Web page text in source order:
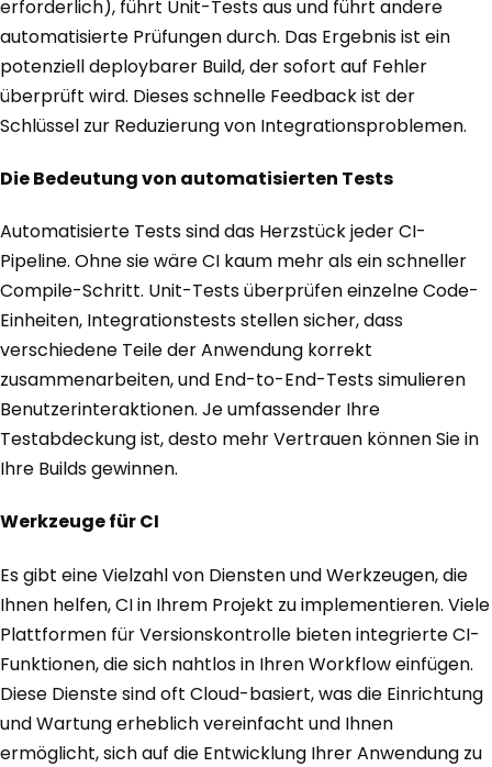
erforderlich), führt Unit-Tests aus und führt andere
automatisierte Prüfungen durch. Das Ergebnis ist ein
potenziell deploybarer Build, der sofort auf Fehler
überprüft wird. Dieses schnelle Feedback ist der
Schlüssel zur Reduzierung von Integrationsproblemen.
Die Bedeutung von automatisierten Tests
Automatisierte Tests sind das Herzstück jeder CI-
Pipeline. Ohne sie wäre CI kaum mehr als ein schneller
Compile-Schritt. Unit-Tests überprüfen einzelne Code-
Einheiten, Integrationstests stellen sicher, dass
verschiedene Teile der Anwendung korrekt
zusammenarbeiten, und End-to-End-Tests simulieren
Benutzerinteraktionen. Je umfassender Ihre
Testabdeckung ist, desto mehr Vertrauen können Sie in
Ihre Builds gewinnen.
Werkzeuge für CI
Es gibt eine Vielzahl von Diensten und Werkzeugen, die
Ihnen helfen, CI in Ihrem Projekt zu implementieren. Viele
Plattformen für Versionskontrolle bieten integrierte CI-
Funktionen, die sich nahtlos in Ihren Workflow einfügen.
Diese Dienste sind oft Cloud-basiert, was die Einrichtung
und Wartung erheblich vereinfacht und Ihnen
ermöglicht, sich auf die Entwicklung Ihrer Anwendung zu